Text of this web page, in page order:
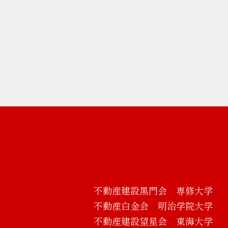
不動産建設黒門会 専修大学
不動産白金会 明治学院大学
不動産建設望星会 東海大学